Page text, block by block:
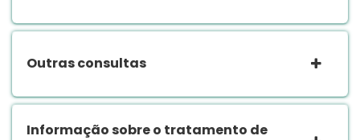
Outras consultas
Informação sobre o tratamento de